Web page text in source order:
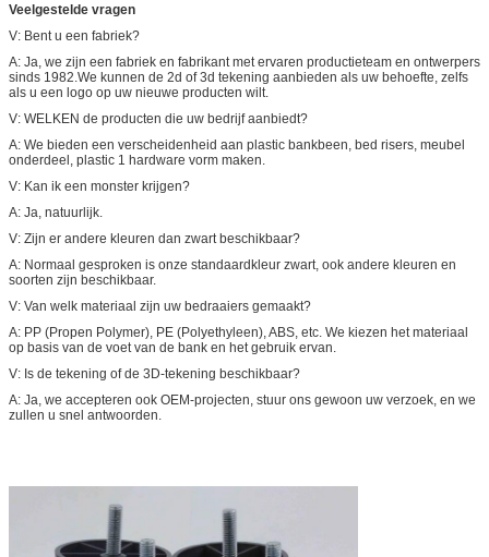
Veelgestelde vragen
V: Bent u een fabriek?
A: Ja, we zijn een fabriek en fabrikant met ervaren productieteam en ontwerpers
sinds 1982.We kunnen de 2d of 3d tekening aanbieden als uw behoefte, zelfs
als u een logo op uw nieuwe producten wilt.
V: WELKEN de producten die uw bedrijf aanbiedt?
A: We bieden een verscheidenheid aan plastic bankbeen, bed risers, meubel
onderdeel, plastic 1 hardware vorm maken.
V: Kan ik een monster krijgen?
A: Ja, natuurlijk.
V: Zijn er andere kleuren dan zwart beschikbaar?
A: Normaal gesproken is onze standaardkleur zwart, ook andere kleuren en
soorten zijn beschikbaar.
V: Van welk materiaal zijn uw bedraaiers gemaakt?
A: PP (Propen Polymer), PE (Polyethyleen), ABS, etc. We kiezen het materiaal
op basis van de voet van de bank en het gebruik ervan.
V: Is de tekening of de 3D-tekening beschikbaar?
A: Ja, we accepteren ook OEM-projecten, stuur ons gewoon uw verzoek, en we
zullen u snel antwoorden.